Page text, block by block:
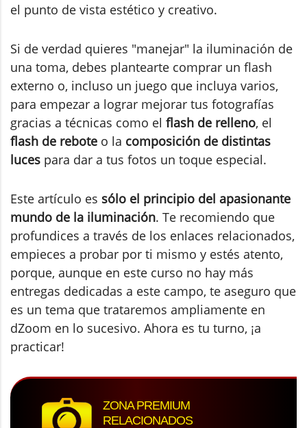
el punto de vista estético y creativo.
Si de verdad quieres "manejar" la iluminación de
una toma, debes plantearte comprar un flash
externo o, incluso un juego que incluya varios,
para empezar a lograr mejorar tus fotografías
gracias a técnicas como el flash de relleno, el
flash de rebote o la composición de distintas
luces para dar a tus fotos un toque especial.
Este artículo es sólo el principio del apasionante
mundo de la iluminación. Te recomiendo que
profundices a través de los enlaces relacionados,
empieces a probar por ti mismo y estés atento,
porque, aunque en este curso no hay más
entregas dedicadas a este campo, te aseguro que
es un tema que trataremos ampliamente en
dZoom en lo sucesivo. Ahora es tu turno, ¡a
practicar!
ZONA PREMIUM
RELACIONADOS